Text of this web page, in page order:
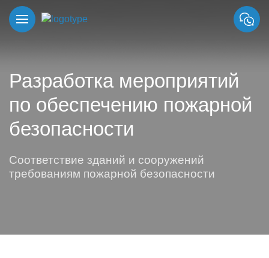
Разработка мероприятий
по обеспечению пожарной
безопасности
Соответствие зданий и сооружений
требованиям пожарной безопасности